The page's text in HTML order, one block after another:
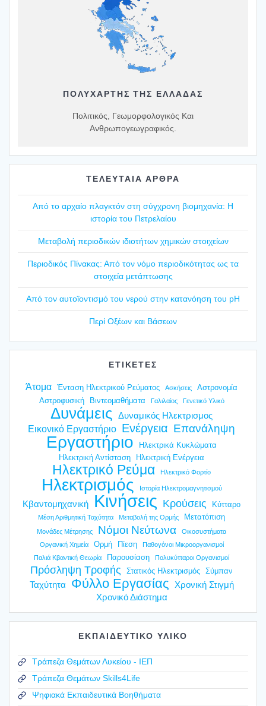
ΠΟΛΥΧΆΡΤΗΣ ΤΗΣ ΕΛΛΆΔΑΣ
Πολιτικός, Γεωμορφολογικός Και
Ανθρωπογεωγραφικός.
ΤΕΛΕΥΤΑΙΑ ΑΡΘΡΑ
Από το αρχαίο πλαγ­κτόν στη σύγ­χρο­νη βιο­μη­χα­νία: Η
ιστο­ρία του Πετρε­λαί­ου
Mετα­βο­λή περιο­δι­κών ιδιο­τή­των χημι­κών στοι­χεί­ων
Περιο­δι­κός Πίνα­κας: Από τον νόμο περιο­δι­κό­τη­τας ως τα
στοι­χεία μετά­πτω­σης
Από τον αυτοϊ­ο­ντι­σμό του νερού στην κατα­νό­η­ση του pH
Περί Οξέ­ων και Βάσε­ων
ΕΤΙΚΕΤΕΣ
Άτομα Ένταση Ηλεκτρικού Ρεύματος Ασκήσεις
Αστρονομία
Αστροφυσική
Βιντεομαθήματα Γαλιλαίος Γενετικό Υλικό
Δυνάμεις Δυναμικός Ηλεκτρισμος
Εικονικό Εργαστήριο Ενέργεια Επανάληψη
Εργαστήριο
Ηλεκτρικά Κυκλώματα
Ηλεκτρική Αντίσταση
Ηλεκτρική Ενέργεια
Ηλεκτρικό Ρεύμα Ηλεκτρικό Φορτίο
Ηλεκτρισμός Ιστορία Ηλεκτρομαγνητισμού
Κβαντομηχανική Κινήσεις Κρούσεις Κύτταρο
Μέση Αριθμητική Ταχύτητα Μεταβολή της Ορμής Μετατόπιση
Μονάδες Μέτρησης Νόμοι Νεύτωνα
Οικοσυστήματα
Οργανική Χημεία
Ορμή Πίεση
Παθογόνοι Μικροοργανισμοί
Παλιά Κβαντική Θεωρία
Παρουσίαση Πολυκύτταροι Οργανισμοί
Πρόσληψη Τροφής Στατικός Ηλεκτρισμός Σύμπαν
Ταχύτητα Φύλλο Εργασίας
Χρονική Στιγμή
Χρονικό Διάστημα
ΕΚΠΑΙΔΕΥΤΙΚΟ ΥΛΙΚΟ
Τράπεζα Θεμάτων Λυκείου - ΙΕΠ
Τράπεζα Θεμάτων Skills4Life
Ψηφιακά Εκπαιδευτικά Βοηθήματα